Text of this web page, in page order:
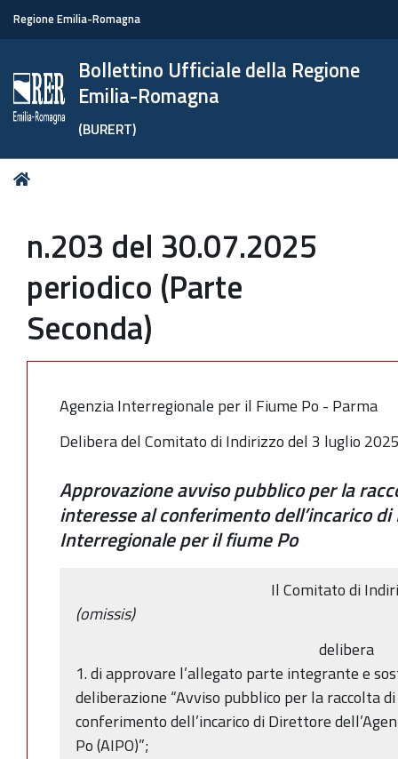
Regione Emilia-Romagna
Bollettino Ufficiale della Regione
Emilia-Romagna
(BURERT)
Tu
n.203 del 30.07.2025
periodico (Parte
Seconda)
Agenzia Interregionale per il Fiume Po - Parma
Delibera del Comitato di Indirizzo del 3 luglio
Approvazione avviso pubblico per la
interesse al conferimento dell’incarico di
Interregionale per il fiume Po
Il Comitato di
(omissis)
delibera
1. di approvare l’allegato parte integrante e
deliberazione “Avviso pubblico per la raccolta
conferimento dell’incarico di Direttore
Po (AIPO)”;